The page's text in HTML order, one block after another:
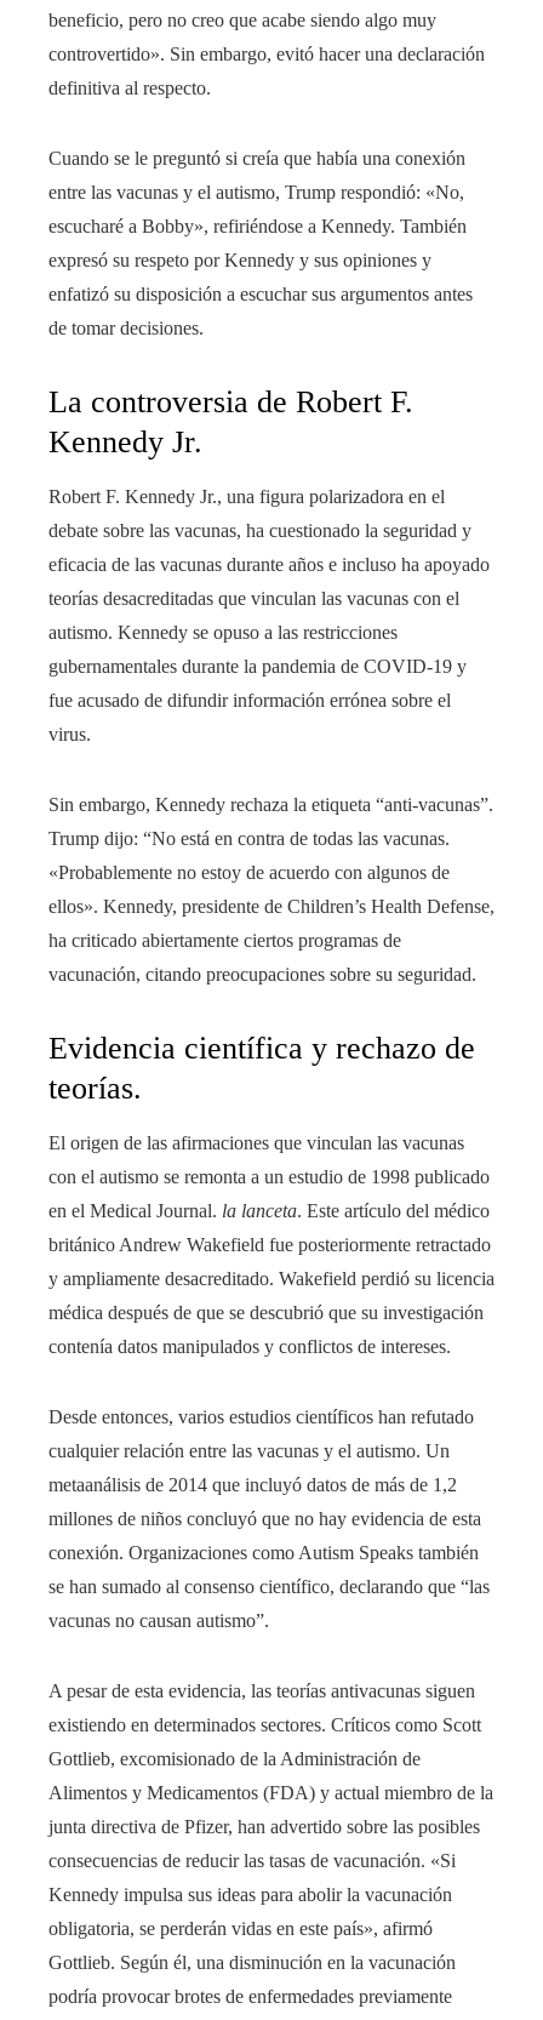
beneficio, pero no creo que acabe siendo algo muy
controvertido». Sin embargo, evitó hacer una declaración
definitiva al respecto.
Cuando se le preguntó si creía que había una conexión
entre las vacunas y el autismo, Trump respondió: «No,
escucharé a Bobby», refiriéndose a Kennedy. También
expresó su respeto por Kennedy y sus opiniones y
enfatizó su disposición a escuchar sus argumentos antes
de tomar decisiones.
La controversia de Robert F.
Kennedy Jr.
Robert F. Kennedy Jr., una figura polarizadora en el
debate sobre las vacunas, ha cuestionado la seguridad y
eficacia de las vacunas durante años e incluso ha apoyado
teorías desacreditadas que vinculan las vacunas con el
autismo. Kennedy se opuso a las restricciones
gubernamentales durante la pandemia de COVID-19 y
fue acusado de difundir información errónea sobre el
virus.
Sin embargo, Kennedy rechaza la etiqueta “anti-vacunas”.
Trump dijo: “No está en contra de todas las vacunas.
«Probablemente no estoy de acuerdo con algunos de
ellos». Kennedy, presidente de Children’s Health Defense,
ha criticado abiertamente ciertos programas de
vacunación, citando preocupaciones sobre su seguridad.
Evidencia científica y rechazo de
teorías.
El origen de las afirmaciones que vinculan las vacunas
con el autismo se remonta a un estudio de 1998 publicado
en el Medical Journal. la lanceta. Este artículo del médico
británico Andrew Wakefield fue posteriormente retractado
y ampliamente desacreditado. Wakefield perdió su licencia
médica después de que se descubrió que su investigación
contenía datos manipulados y conflictos de intereses.
Desde entonces, varios estudios científicos han refutado
cualquier relación entre las vacunas y el autismo. Un
metaanálisis de 2014 que incluyó datos de más de 1,2
millones de niños concluyó que no hay evidencia de esta
conexión. Organizaciones como Autism Speaks también
se han sumado al consenso científico, declarando que “las
vacunas no causan autismo”.
A pesar de esta evidencia, las teorías antivacunas siguen
existiendo en determinados sectores. Críticos como Scott
Gottlieb, excomisionado de la Administración de
Alimentos y Medicamentos (FDA) y actual miembro de la
junta directiva de Pfizer, han advertido sobre las posibles
consecuencias de reducir las tasas de vacunación. «Si
Kennedy impulsa sus ideas para abolir la vacunación
obligatoria, se perderán vidas en este país», afirmó
Gottlieb. Según él, una disminución en la vacunación
podría provocar brotes de enfermedades previamente